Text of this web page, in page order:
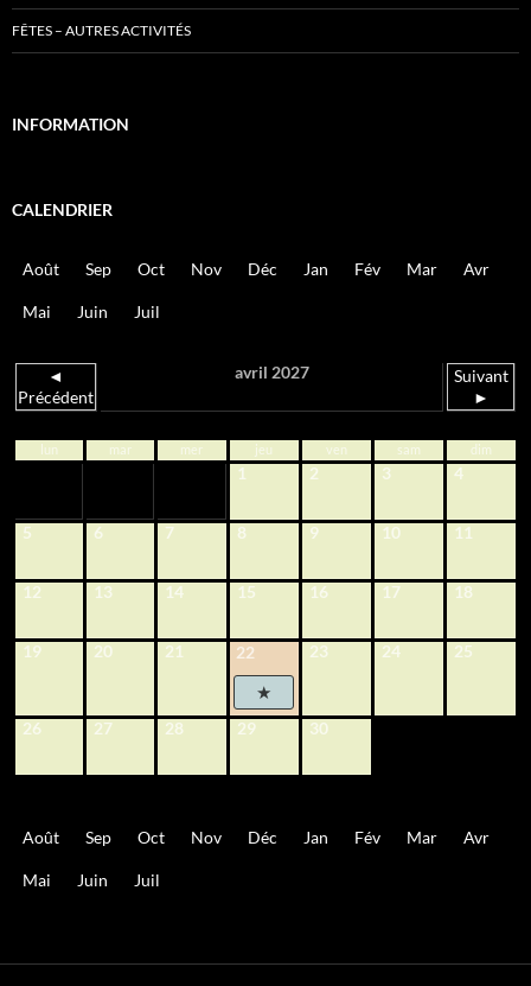
FÊTES – AUTRES ACTIVITÉS
INFORMATION
CALENDRIER
Août Sep Oct Nov Déc Jan Fév Mar Avr
Mai Juin Juil
◄
Précédent
avril 2027
Suivant
►
lun mar mer jeu ven sam dim
1 2 3 4
5 6 7 8 9 10 11
12 13 14 15 16 17 18
19 20 21 22 23 24 25
26 27 28 29 30
Août Sep Oct Nov Déc Jan Fév Mar Avr
Mai Juin Juil